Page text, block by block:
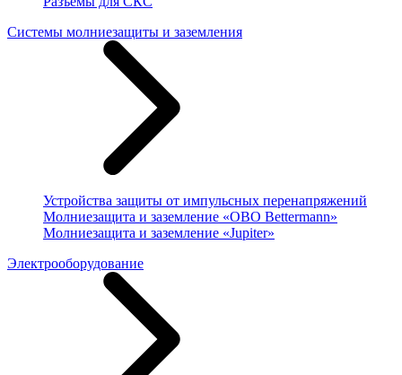
Системы молниезащиты и заземления
Устройства защиты от импульсных перенапряжений
Молниезащита и заземление «OBO Bettermann»
Молниезащита и заземление «Jupiter»
Электрооборудование